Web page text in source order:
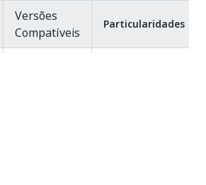
Versões
Compatíveis
Particularidades